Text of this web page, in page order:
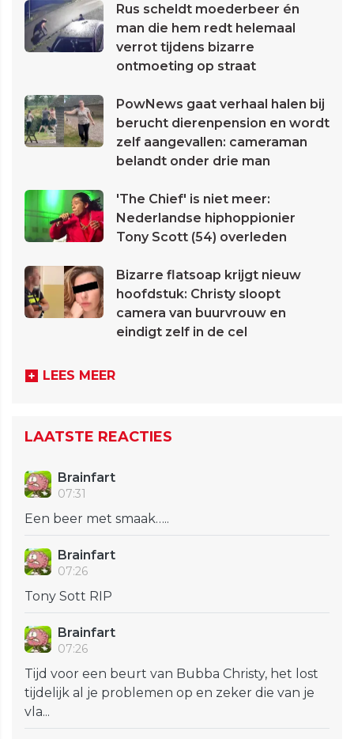
Rus scheldt moederbeer én
man die hem redt helemaal
verrot tijdens bizarre
ontmoeting op straat
PowNews gaat verhaal halen bij
berucht dierenpension en wordt
zelf aangevallen: cameraman
belandt onder drie man
'The Chief' is niet meer:
Nederlandse hiphoppionier
Tony Scott (54) overleden
Bizarre flatsoap krijgt nieuw
hoofdstuk: Christy sloopt
camera van buurvrouw en
eindigt zelf in de cel
LEES MEER
LAATSTE REACTIES
Brainfart
07:31
Een beer met smaak…..
Brainfart
07:26
Tony Sott RIP
Brainfart
07:26
Tijd voor een beurt van Bubba Christy, het lost
tijdelijk al je problemen op en zeker die van je
vla...